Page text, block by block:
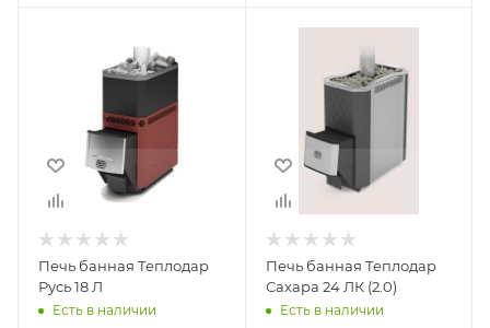
Высота, мм
810
Материал
Нержавеющая
сталь
Вид топлива
Печь банная Теплодар
Русь 18 Л
Есть в наличии
Глубина, мм
Высота, мм
801
Материал
Нержавеющая
сталь
Вид топлива
Печь банная Теплодар
Сахара 24 ЛК (2.0)
Есть в наличии